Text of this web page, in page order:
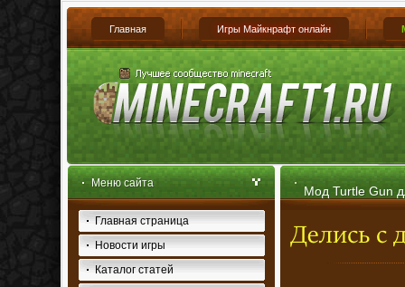
Главная Игры Майкнрафт онлайн
Меню сайта
Главная страница
Новости игры
Каталог статей
Мод Turtle Gun